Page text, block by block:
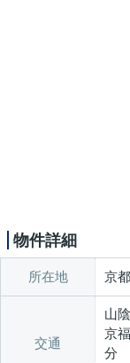
物件詳細
所在地 京
交通
山
京
分